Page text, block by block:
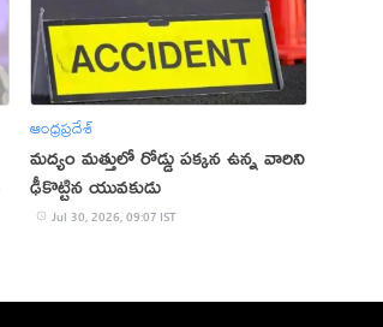
ఆంధ్రప్రదేశ్
మద్యం మత్తులో రోడ్డు పక్కన ఉన్న వారిని
ఢీకొట్టిన యువకుడు
Jul 30, 2026, 09:07 IST